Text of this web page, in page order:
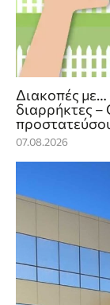
Διακοπές
διαρρήκτες –
07.08.2026